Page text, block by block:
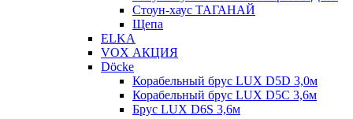
Стоун-хаус ТАГАНАЙ
Щепа
ELKA
VOX АКЦИЯ
Döcke
Корабельный брус LUX D5D 3,0м
Корабельный брус LUX D5C 3,6м
Брус LUX D6S 3,6м